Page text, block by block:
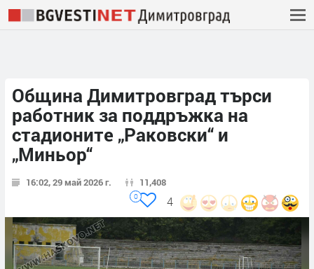
Община Димитровград търси
работник за поддръжка на
стадионите „Раковски“ и
„Миньор“
16:02, 29 май 2026 г. 11,408
4
0